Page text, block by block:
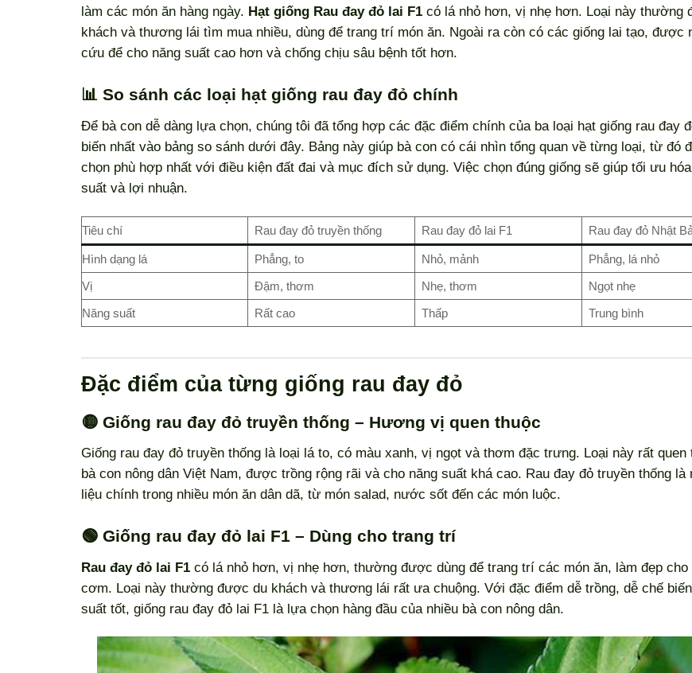
làm các món ăn hàng ngày. Hạt giống Rau đay đỏ lai F1 có lá nhỏ hơn, vị nhẹ hơn. Loại này thường
khách và thương lái tìm mua nhiều, dùng để trang trí món ăn. Ngoài ra còn có các giống lai tạo, được
cứu để cho năng suất cao hơn và chống chịu sâu bệnh tốt hơn.
📊 So sánh các loại hạt giống rau đay đỏ chính
Để bà con dễ dàng lựa chọn, chúng tôi đã tổng hợp các đặc điểm chính của ba loại hạt giống rau đay
biến nhất vào bảng so sánh dưới đây. Bảng này giúp bà con có cái nhìn tổng quan về từng loại, từ đó
chọn phù hợp nhất với điều kiện đất đai và mục đích sử dụng. Việc chọn đúng giống sẽ giúp tối ưu
suất và lợi nhuận.
Tiêu chí Rau đay đỏ truyền thống Rau đay đỏ lai F1 Rau đay đỏ Nhật
Hình dạng lá Phẳng, to Nhỏ, mảnh
Phẳng, lá nhỏ
Vị
Đậm, thơm Nhẹ, thơm
Ngọt nhẹ
Năng suất
Rất cao Thấp Trung bình
Đặc điểm của từng giống rau đay đỏ
🟡 Giống rau đay đỏ truyền thống – Hương vị quen thuộc
Giống rau đay đỏ truyền thống là loại lá to, có màu xanh, vị ngọt và thơm đặc trưng. Loại này rất quen
bà con nông dân Việt Nam, được trồng rộng rãi và cho năng suất khá cao. Rau đay đỏ truyền thống là
liệu chính trong nhiều món ăn dân dã, từ món salad, nước sốt đến các món luộc.
🟢 Giống rau đay đỏ lai F1 – Dùng cho trang trí
Rau đay đỏ lai F1 có lá nhỏ hơn, vị nhẹ hơn, thường được dùng để trang trí các món ăn, làm đẹp cho
cơm. Loại này thường được du khách và thương lái rất ưa chuộng. Với đặc điểm dễ trồng, dễ chế
suất tốt, giống rau đay đỏ lai F1 là lựa chọn hàng đầu của nhiều bà con nông dân.